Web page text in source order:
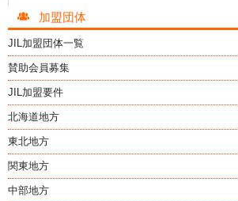
加盟団体
JIL加盟団体一覧
賛助会員募集
JIL加盟要件
北海道地方
東北地方
関東地方
中部地方